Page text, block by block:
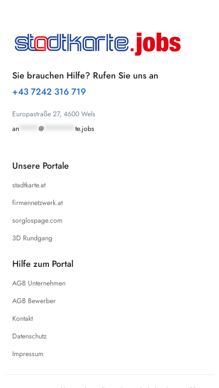
Sie brauchen Hilfe? Rufen Sie uns an
+43 7242 316 719
Europastraße 27, 4600 Wels
an
@ te.jobs
Unsere Portale
stadtkarte.at
firmennetzwerk.at
sorglospage.com
3D Rundgang
Hilfe zum Portal
AGB Unternehmen
AGB Bewerber
Kontakt
Datenschutz
Impressum